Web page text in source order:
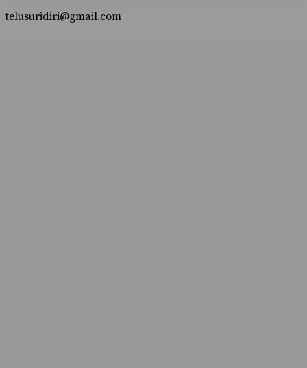
telusuridiri@gmail.com